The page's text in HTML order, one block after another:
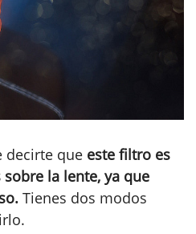
decirte que este filtro es
la lente, ya que
Tienes dos modos